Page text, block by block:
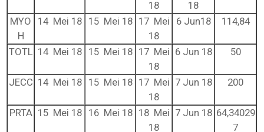
18
18
MYO
H
14 Mei 18 15 Mei 18 17 Mei
18
6 Jun18 114,84
TOTL 14 Mei 18 15 Mei 18 17 Mei
18
6 Jun 18 50
JECC 14 Mei 18 15 Mei 18 17 Mei
18
7 Jun 18 200
PRTA 15 Mei 18 16 Mei 18 18 Mei
18
7 Jun 18 64,34029
7